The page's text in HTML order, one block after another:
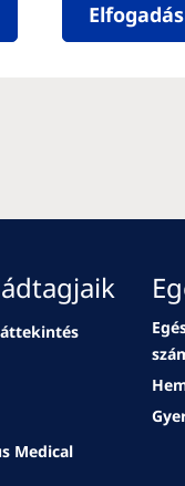
Medical